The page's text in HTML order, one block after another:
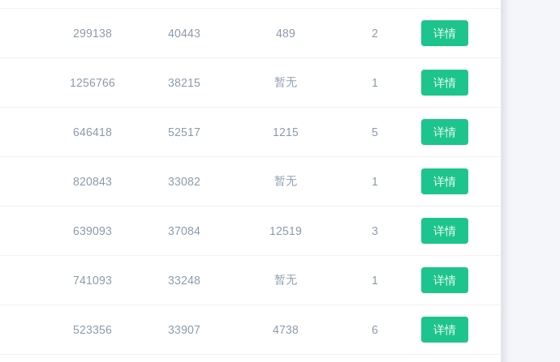
299138 40443 489 2 详情
1256766 38215 暂无 1 详情
646418 52517 1215 5 详情
820843 33082 暂无 1 详情
639093 37084 12519 3 详情
741093 33248 暂无 1 详情
523356 33907 4738 6 详情